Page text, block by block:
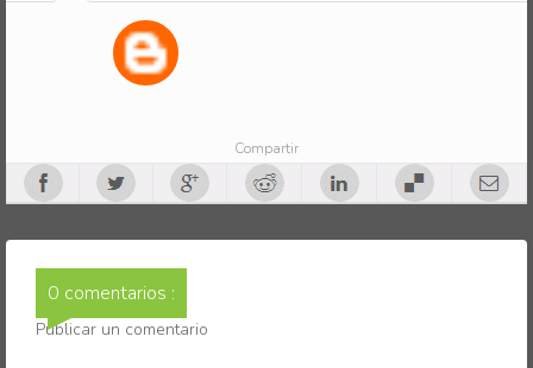
Compartir
0 comentarios :
Publicar un comentario